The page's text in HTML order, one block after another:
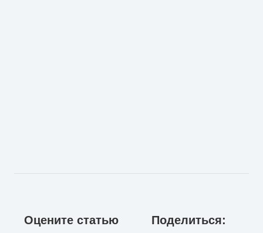
Оцените статью Поделиться: